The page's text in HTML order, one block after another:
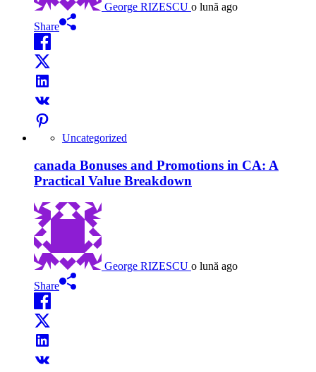
George RIZESCU o lună ago
Share
Uncategorized
canada Bonuses and Promotions in CA: A
Practical Value Breakdown
George RIZESCU o lună ago
Share